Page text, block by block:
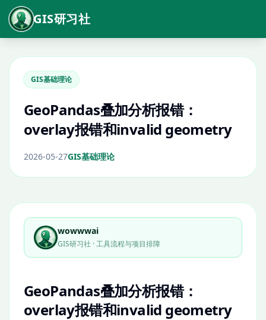
GIS研习社
GIS基础理论
GeoPandas叠加分析报错：
overlay报错和invalid geometry
2026-05-27GIS基础理论
wowwwai
GIS研习社 · 工具流程与项目排障
GeoPandas叠加分析报错：
overlay报错和invalid geometry